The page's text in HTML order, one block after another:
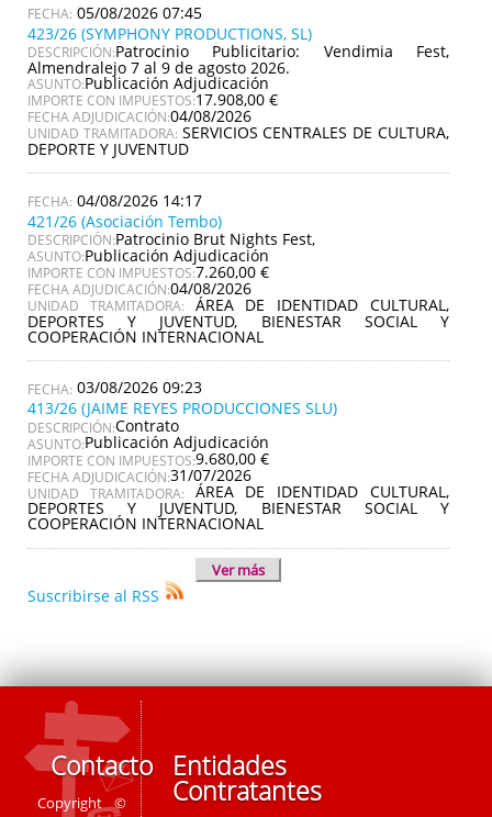
05/08/2026 07:45
423/26 (SYMPHONY PRODUCTIONS, SL)
DESCRIPCIÓN:Patrocinio Publicitario: Vendimia Fest,
Almendralejo 7 al 9 de agosto 2026.
ASUNTO:Publicación Adjudicación
IMPORTE CON IMPUESTOS:17.908,00 €
FECHA ADJUDICACIÓN:04/08/2026
UNIDAD TRAMITADORA: SERVICIOS CENTRALES DE CULTURA,
DEPORTE Y JUVENTUD
04/08/2026 14:17
421/26 (Asociación Tembo)
DESCRIPCIÓN:Patrocinio Brut Nights Fest,
ASUNTO:Publicación Adjudicación
IMPORTE CON IMPUESTOS:7.260,00 €
FECHA ADJUDICACIÓN:04/08/2026
UNIDAD TRAMITADORA: ÁREA DE IDENTIDAD CULTURAL,
DEPORTES Y JUVENTUD, BIENESTAR SOCIAL Y
COOPERACIÓN INTERNACIONAL
03/08/2026 09:23
413/26 (JAIME REYES PRODUCCIONES SLU)
DESCRIPCIÓN:Contrato
ASUNTO:Publicación Adjudicación
IMPORTE CON IMPUESTOS:9.680,00 €
FECHA ADJUDICACIÓN:31/07/2026
UNIDAD TRAMITADORA: ÁREA DE IDENTIDAD CULTURAL,
DEPORTES Y JUVENTUD, BIENESTAR SOCIAL Y
COOPERACIÓN INTERNACIONAL
Ver más
Suscribirse al RSS
Contacto
Copyright ©
Entidades
Contratantes